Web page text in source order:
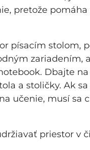
pretože
písacím stolom,
zariadením,
Dbajte
a stoličky. Ak
učenie, musí sa
priestor v